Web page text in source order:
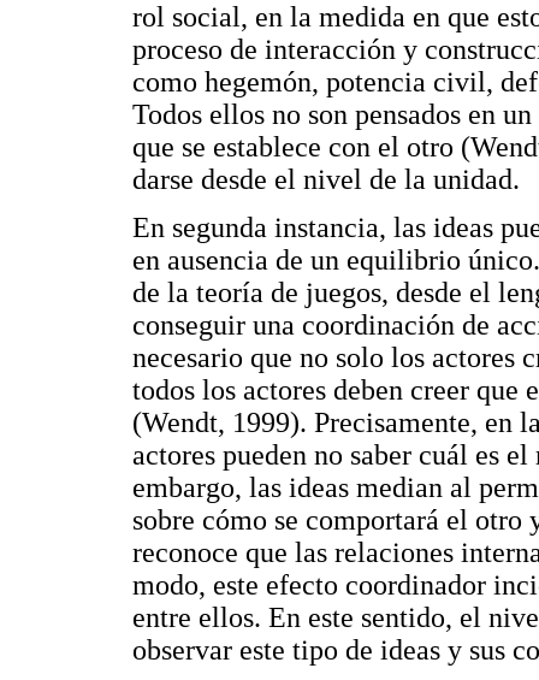
rol social, en la medida en que
proceso de interacción y
como hegemón, potencia civil,
Todos ellos no son pensados en
que se establece con el otro
darse desde el nivel de la unidad.
En segunda instancia, las ideas
en ausencia de un equilibrio
de la teoría de juegos, desde el
conseguir una coordinación de
necesario que no solo los actores
todos los actores deben creer que
(Wendt, 1999). Precisamente, en
actores pueden no saber cuál es
embargo, las ideas median al
sobre cómo se comportará el otro
reconoce que las relaciones
modo, este efecto coordinador
entre ellos. En este sentido, el
observar este tipo de ideas y sus